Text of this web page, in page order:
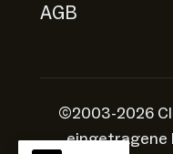
AGB
©2003-2026
eingetragene